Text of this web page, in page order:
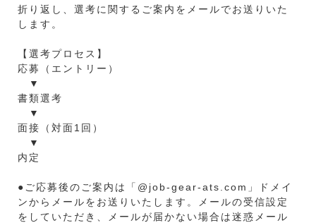
折り返し、選考に関するご案内をメールでお送りいた
します。
【選考プロセス】
応募（エントリー）
▼
書類選考
▼
面接（対面1回）
▼
内定
●ご応募後のご案内は「@job-gear-ats.com」ドメイ
ンからメールをお送りいたします。メールの受信設定
をしていただき、メールが届かない場合は迷惑メール